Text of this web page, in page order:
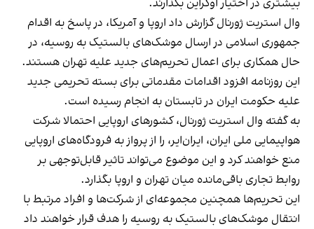
وال استریت ژورنال گزارش داد اروپا و آمریکا، در پاسخ به اقدام
جمهوری اسلامی در ارسال موشک‌های بالستیک به روسیه، در
حال همکاری برای اعمال تحریم‌های جدید علیه تهران هستند.
این روزنامه افزود اقدامات مقدماتی برای بسته تحریمی جدید
علیه حکومت ایران در تابستان به انجام رسیده است.
به گفته وال استریت ژورنال، کشورهای اروپایی احتمالا شرکت
هواپیمایی ملی ایران، ایران‌ایر، را از پرواز به فرودگاه‌های اروپایی
منع خواهند کرد و این موضوع می‌تواند تاثیر قابل‌توجهی بر
روابط تجاری باقی‌مانده میان تهران و اروپا بگذارد.
این تحریم‌ها همچنین مجموعه‌ای از شرکت‌ها و افراد مرتبط با
انتقال موشک‌های بالستیک به روسیه را هدف قرار خواهند داد